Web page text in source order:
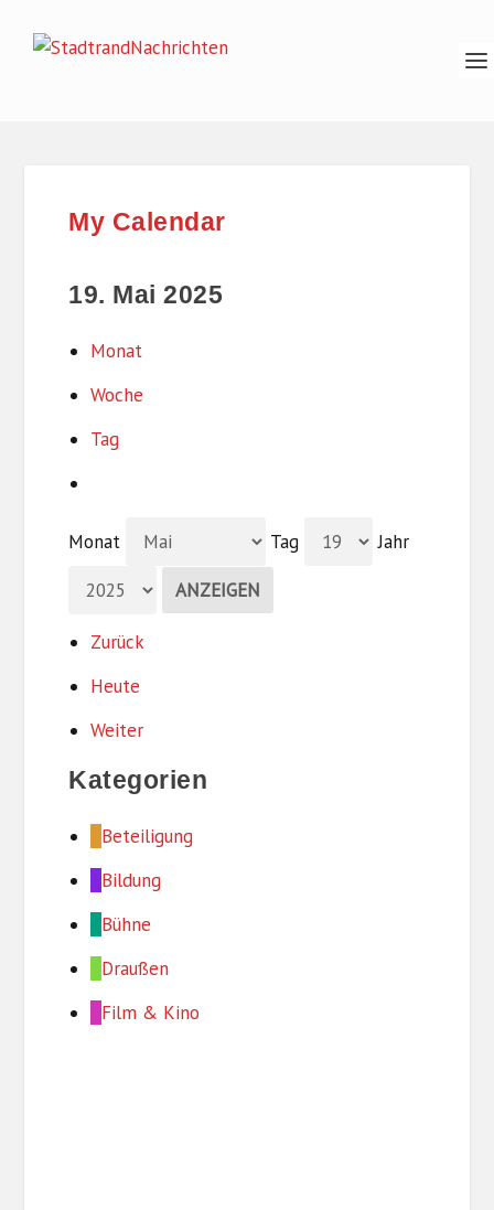
My Calendar
19. Mai 2025
Monat
Woche
Tag
Monat Tag Jahr
Zurück
Heute
Weiter
Kategorien
Beteiligung
Bildung
Bühne
Draußen
Film & Kino